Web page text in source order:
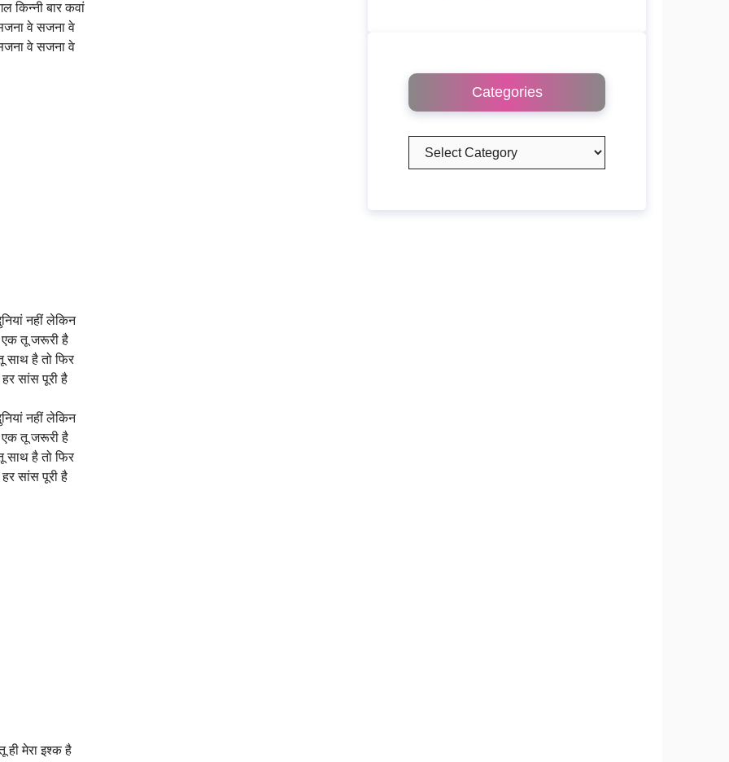
किन्नी बार कवां
वे सजना वे
वे सजना वे
नहीं लेकिन
एक तू जरूरी है
साथ है तो फिर
हर सांस पूरी है
नहीं लेकिन
एक तू जरूरी है
साथ है तो फिर
हर सांस पूरी है
ही मेरा इश्क है
Categories
Categories